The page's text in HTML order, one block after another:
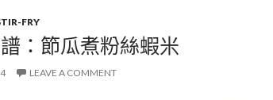
FRY
：節瓜煮粉絲蝦米
LEAVE A COMMENT